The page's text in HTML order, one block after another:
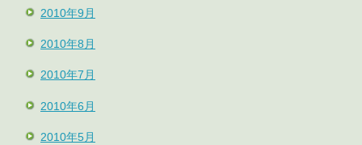
2010年9月
2010年8月
2010年7月
2010年6月
2010年5月